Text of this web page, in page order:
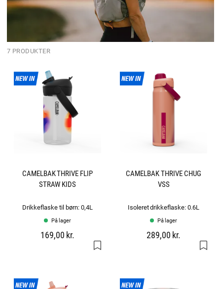
7 PRODUKTER
CAMELBAK THRIVE FLIP
STRAW KIDS
Drikkeflaske til børn: 0,4L
På lager
169,00 kr.
CAMELBAK THRIVE CHUG
VSS
Isoleret drikkeflaske: 0.6L
På lager
289,00 kr.